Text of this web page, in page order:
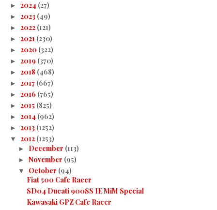
► 2024 (27)
► 2023 (49)
► 2022 (121)
► 2021 (230)
► 2020 (322)
► 2019 (370)
► 2018 (468)
► 2017 (667)
► 2016 (765)
► 2015 (825)
► 2014 (962)
► 2013 (1252)
▼ 2012 (1253)
► December (113)
► November (95)
▼ October (94)
Fiat 500 Cafe Racer
SD04 Ducati 900SS IE MiM Special
Kawasaki GPZ Cafe Racer